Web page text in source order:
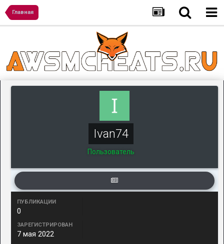
Главная
Ivan74
Пользователь
ПУБЛИКАЦИИ
0
ЗАРЕГИСТРИРОВАН
7 мая 2022